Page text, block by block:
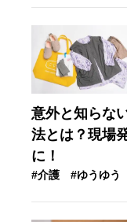
意外と知らな
法とは？現場
に！
#介護 #ゆうゆう